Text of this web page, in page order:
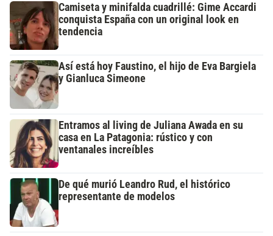
Camiseta y minifalda cuadrillé: Gime Accardi
conquista España con un original look en
tendencia
Así está hoy Faustino, el hijo de Eva Bargiela
y Gianluca Simeone
Entramos al living de Juliana Awada en su
casa en La Patagonia: rústico y con
ventanales increíbles
De qué murió Leandro Rud, el histórico
representante de modelos